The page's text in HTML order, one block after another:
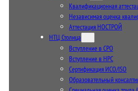
Квалификационная
Независимая оценка
Аттестация НОСТРОЙ
НТЦ Столица
Вступление в СРО
Вступление в НРС
Сертификация ИСО/ISO
Образовательный